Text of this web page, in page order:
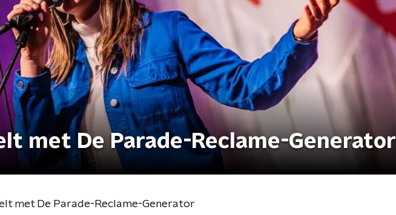
met De Parade-Reclame-Generator
met De Parade-Reclame-Generator